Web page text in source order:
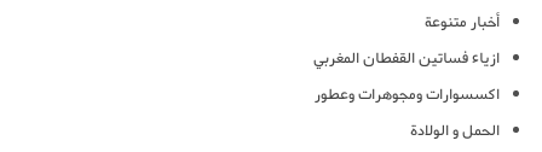
أخبار متنوعة
ازياء فساتين القفطان المغربي
اكسسوارات ومجوهرات وعطور
الحمل و الولادة